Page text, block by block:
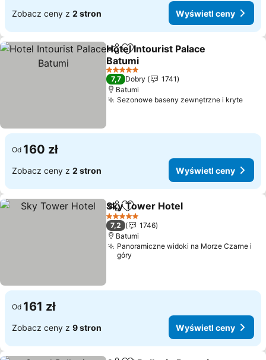
Zobacz ceny z 2 stron Wyświetl ceny
Udostępnij
Dodaj do ulubionych
Hotel Intourist Palace
Batumi
Wyświetl ceny
5 Kategoria
7,7 Dobry
1741
Batumi
Sezonowe baseny zewnętrzne i kryte
Od 160 zł
Zobacz ceny z 2 stron Wyświetl ceny
Udostępnij
Dodaj do ulubionych
Sky Tower Hotel
5 Kategoria
7,2
1746
Batumi
Panoramiczne widoki na Morze Czarne i
góry
Od 161 zł
Zobacz ceny z 9 stron Wyświetl ceny